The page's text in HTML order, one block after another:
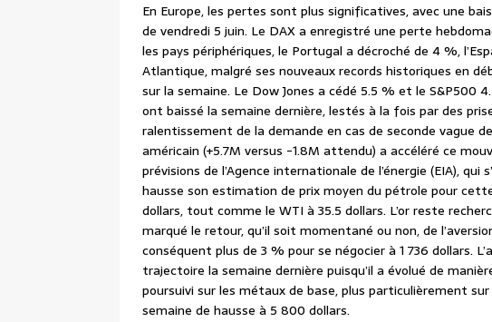
En Europe, les pertes sont plus significatives, avec une
de vendredi 5 juin. Le DAX a enregistré une perte
les pays périphériques, le Portugal a décroché de 4 %,
Atlantique, malgré ses nouveaux records historiques en
sur la semaine. Le Dow Jones a cédé 5.5 % et le S&P500
ont baissé la semaine dernière, lestés à la fois par des
ralentissement de la demande en cas de seconde vague
américain (+5.7M versus -1.8M attendu) a accéléré ce
prévisions de l’Agence internationale de l’énergie (EIA),
hausse son estimation de prix moyen du pétrole pour
dollars, tout comme le WTI à 35.5 dollars. L’or reste
marqué le retour, qu’il soit momentané ou non, de
conséquent plus de 3 % pour se négocier à 1 736 dollars.
trajectoire la semaine dernière puisqu’il a évolué de
poursuivi sur les métaux de base, plus particulièrement
semaine de hausse à 5 800 dollars.